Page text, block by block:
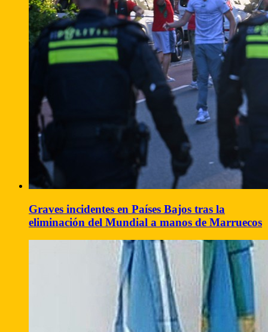
Graves incidentes en Países Bajos tras la
eliminación del Mundial a manos de Marruecos